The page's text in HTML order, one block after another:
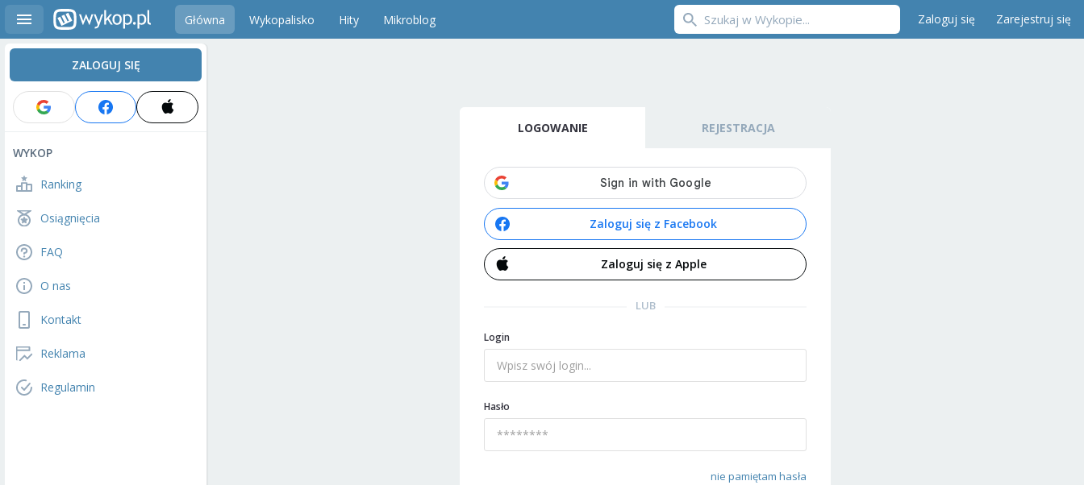
Główna Wykopalisko Hity Mikroblog Zaloguj się Zarejestruj się
ZALOGUJ SIĘ
WYKOP
Ranking
Osiągnięcia
FAQ
O nas
Kontakt
Reklama
Regulamin
LOGOWANIE REJESTRACJA
Zaloguj się z Facebook
Zaloguj się z Apple
LUB
Login
Hasło
nie pamiętam hasła